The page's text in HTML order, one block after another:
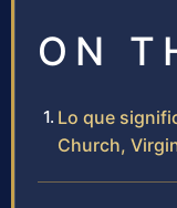
ON
Lo que
Church,